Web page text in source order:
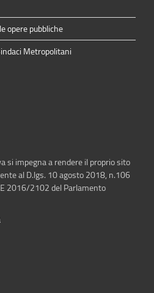
opere pubbliche
Metropolitani
si impegna a rendere il proprio sito
al D.lgs. 10 agosto 2018, n.106
2016/2102 del Parlamento